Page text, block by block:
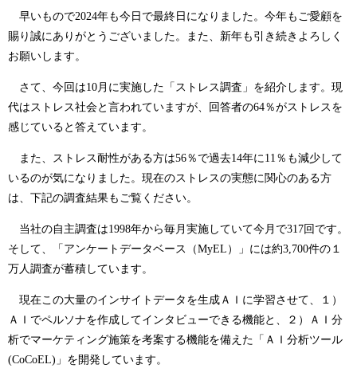
早いもので2024年も今日で最終日になりました。今年もご愛顧を
賜り誠にありがとうございました。また、新年も引き続きよろしく
お願いします。
さて、今回は10月に実施した「ストレス調査」を紹介します。現
代はストレス社会と言われていますが、回答者の64％がストレスを
感じていると答えています。
また、ストレス耐性がある方は56％で過去14年に11％も減少して
いるのが気になりました。現在のストレスの実態に関心のある方
は、下記の調査結果もご覧ください。
当社の自主調査は1998年から毎月実施していて今月で317回です。
そして、「アンケートデータベース（MyEL）」には約3,700件の１
万人調査が蓄積しています。
現在この大量のインサイトデータを生成ＡＩに学習させて、１）
ＡＩでペルソナを作成してインタビューできる機能と、２）ＡＩ分
析でマーケティング施策を考案する機能を備えた「ＡＩ分析ツール
(CoCoEL)」を開発しています。